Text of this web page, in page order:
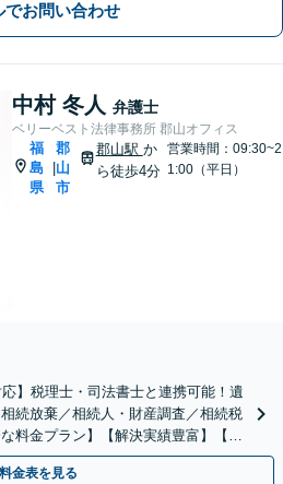
でお問い合わせ
中村 冬人 弁護士
ベリーベスト法律事務所 郡山オフィス
福
島
県
郡
山
市
郡山駅 か
ら徒歩4分
営業時間：09:30~2
1:00（平日）
】税理士・司法書士と連携可能！遺
続放棄／相続人・財産調査／相続税
料金プラン】【解決実績豊富】【電
料金表を見る